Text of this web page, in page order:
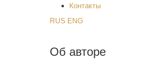
Контакты
RUS ENG
Об авторе